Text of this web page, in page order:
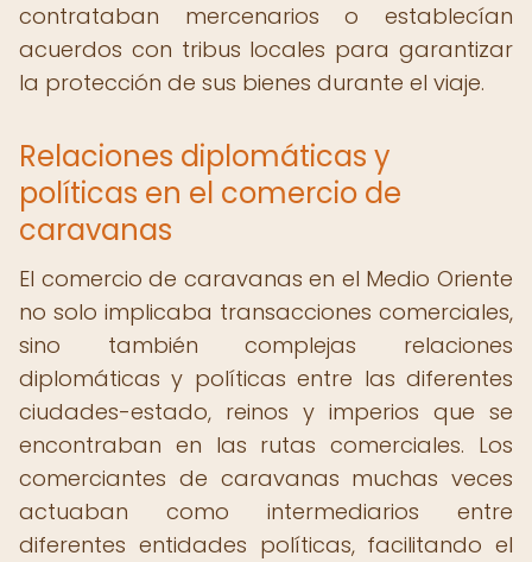
contrataban mercenarios o establecían
acuerdos con tribus locales para garantizar
la protección de sus bienes durante el viaje.
Relaciones diplomáticas y
políticas en el comercio de
caravanas
El comercio de caravanas en el Medio Oriente
no solo implicaba transacciones comerciales,
sino también complejas relaciones
diplomáticas y políticas entre las diferentes
ciudades-estado, reinos y imperios que se
encontraban en las rutas comerciales. Los
comerciantes de caravanas muchas veces
actuaban como intermediarios entre
diferentes entidades políticas, facilitando el